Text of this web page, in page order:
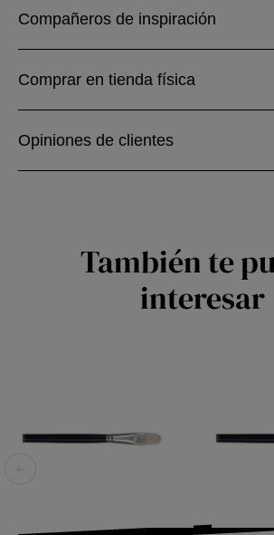
Compañeros de inspiración
Comprar en tienda física
Opiniones de clientes
También te
interesar